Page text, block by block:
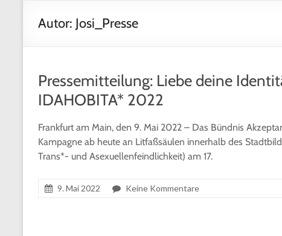
Autor: Josi_Presse
Pressemitteilung: Liebe deine
IDAHOBITA* 2022
Frankfurt am Main, den 9. Mai 2022 – Das Bündnis
Kampagne ab heute an Litfaßsäulen innerhalb des
Trans*- und Asexuellenfeindlichkeit) am 17.
9. Mai 2022 Keine Kommentare